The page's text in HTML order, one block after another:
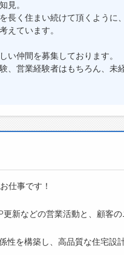
見。
長く住まい続けて頂くように
えています。
い仲間を募集しております。
、営業経験者はもちろん、未
仕事です！
新などの営業活動と、顧客
性を構築し、高品質な住宅設